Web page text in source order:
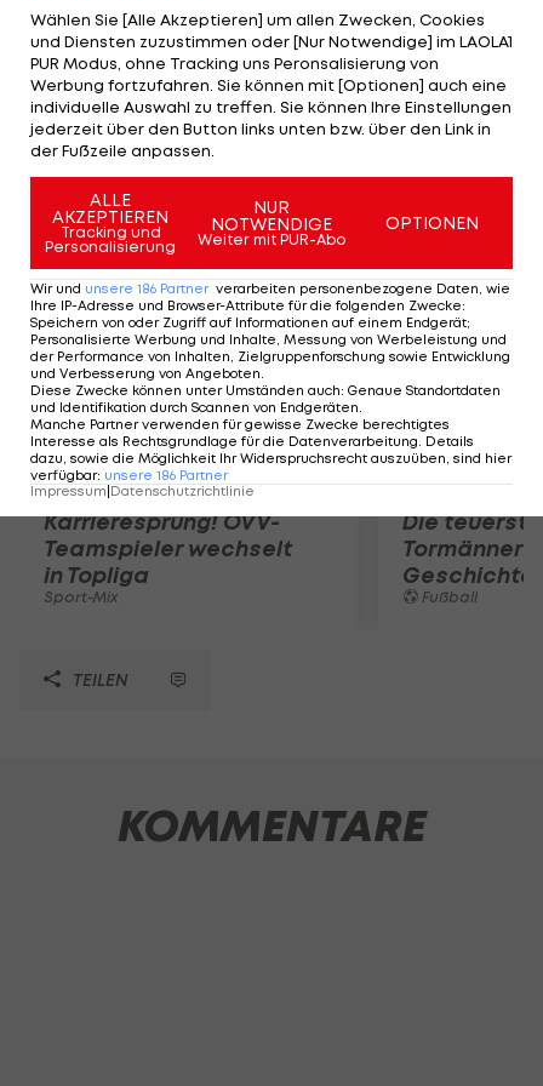
Punkten 454 Zähler vor dem Slowenen Blaz Furdi
(Tirol Cycling Team). Den Sieg bei der 52. Auflage
des Klassikers im Raum Deutschkreuz holt sich Tim
Mikel (Slava Kranj). Der Slowene triumphiert vor
den beiden Team-Vorarlberg-Fahrern Florian
Gaugl und Andreas Hofer.
Mehr zum Thema
Karrieresprung! ÖVV-
Teamspieler wechselt
in Topliga
Sport-Mix
Die
Tormänner
Geschichte
Fußball
TEILEN
KOMMENTARE
Wählen Sie [Alle Akzeptieren] um allen Zwecken, Cookies
und Diensten zuzustimmen oder [Nur Notwendige] im LAOLA1
PUR Modus, ohne Tracking uns Peronsalisierung von
Werbung fortzufahren. Sie können mit [Optionen] auch eine
individuelle Auswahl zu treffen. Sie können Ihre Einstellungen
jederzeit über den Button links unten bzw. über den Link in
der Fußzeile anpassen.
ALLE
AKZEPTIEREN
Tracking und
Personalisierung
NUR
NOTWENDIGE
Weiter mit PUR-Abo
OPTIONEN
Wir und unsere 186 Partner verarbeiten personenbezogene Daten, wie
Ihre IP-Adresse und Browser-Attribute für die folgenden Zwecke:
Speichern von oder Zugriff auf Informationen auf einem Endgerät;
Personalisierte Werbung und Inhalte, Messung von Werbeleistung und
der Performance von Inhalten, Zielgruppenforschung sowie Entwicklung
und Verbesserung von Angeboten.
Diese Zwecke können unter Umständen auch: Genaue Standortdaten
und Identifikation durch Scannen von Endgeräten.
Manche Partner verwenden für gewisse Zwecke berechtigtes
Interesse als Rechtsgrundlage für die Datenverarbeitung. Details
dazu, sowie die Möglichkeit Ihr Widerspruchsrecht auszuüben, sind hier
verfügbar: unsere 186 Partner
Impressum Datenschutzrichtlinie